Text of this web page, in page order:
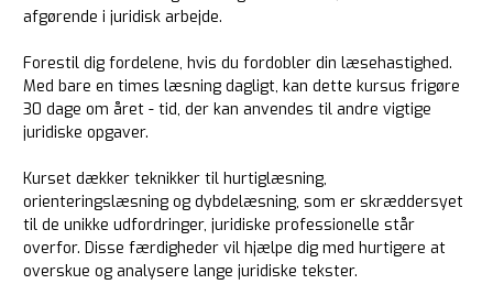
afgørende i juridisk arbejde.
Forestil dig fordelene, hvis du fordobler din læsehastighed.
Med bare en times læsning dagligt, kan dette kursus frigøre
30 dage om året - tid, der kan anvendes til andre vigtige
juridiske opgaver.
Kurset dækker teknikker til hurtiglæsning,
orienteringslæsning og dybdelæsning, som er skræddersyet
til de unikke udfordringer, juridiske professionelle står
overfor. Disse færdigheder vil hjælpe dig med hurtigere at
overskue og analysere lange juridiske tekster.